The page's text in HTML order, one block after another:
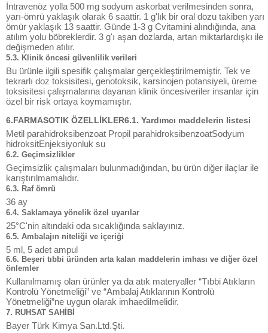
İntravenöz yolla 500 mg sodyum askorbat verilmesinden sonra,
yarı-ömrü yaklaşık olarak 6 saattir. 1 g'lık bir oral dozu takiben yarı
ömür yaklaşık 13 saattir. Günde 1-3 g Cvitamini alındığında, ana
atılım yolu böbreklerdir. 3 g'ı aşan dozlarda, artan miktarlardışkı ile
değişmeden atılır.
5.3. Klinik öncesi güvenlilik verileri
Bu ürünle ilgili spesifik çalışmalar gerçekleştirilmemiştir. Tek ve
tekrarlı doz toksisitesi, genotoksik, karsinojen potansiyeli, üreme
toksisitesi çalışmalarına dayanan klinik öncesiveriler insanlar için
özel bir risk ortaya koymamıştır.
6.FARMASOTIK ÖZELLİKLER6.1. Yardımcı maddelerin listesi
Metil parahidroksibenzoat Propil parahidroksibenzoatSodyum
hidroksitEnjeksiyonluk su
6.2. Geçimsizlikler
Geçimsizlik çalışmaları bulunmadığından, bu ürün diğer ilaçlar ile
karıştırılmamalıdır.
6.3. Raf ömrü
36 ay
6.4. Saklamaya yönelik özel uyarılar
25°C'nin altındaki oda sıcaklığında saklayınız.
6.5. Ambalajın niteliği ve içeriği
5 ml, 5 adet ampul
6.6. Beşeri tıbbi üründen arta kalan maddelerin imhası ve diğer özel
önlemler
Kullanılmamış olan ürünler ya da atık materyaller “Tıbbi Atıkların
Kontrolü Yönetmeliği” ve “Ambalaj Atıklarının Kontrolü
Yönetmeliği”ne uygun olarak imhaedilmelidir.
7. RUHSAT SAHİBİ
Bayer Türk Kimya San.Ltd.Şti.